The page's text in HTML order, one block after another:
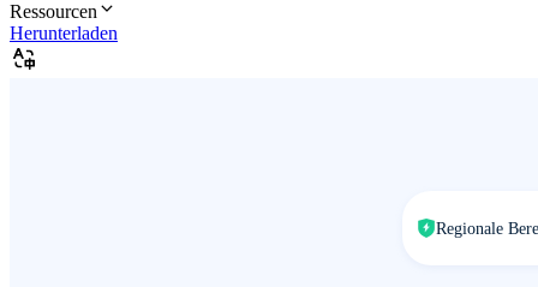
Ressourcen
Herunterladen
Regionale